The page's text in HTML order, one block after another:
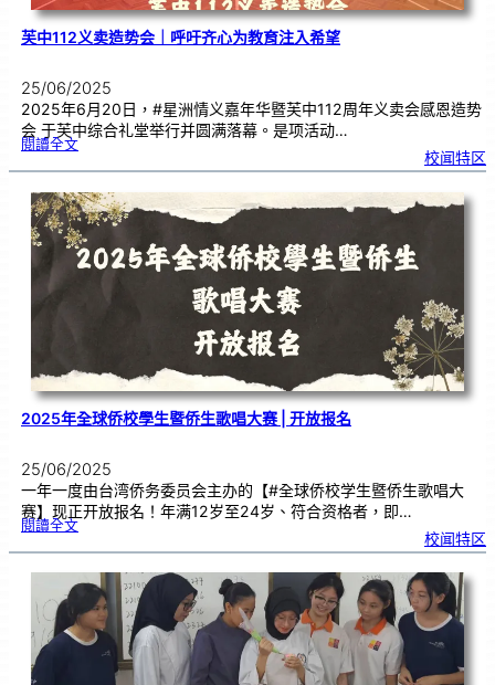
o
n
M
a
r
s
芙中112义卖造势会｜呼吁齐心为教育注入希望
25/06/2025
2025年6月20日，#星洲情义嘉年华暨芙中112周年义卖会感恩造势
会 于芙中综合礼堂举行并圆满落幕。是项活动…
閱讀全文:芙
1
1
义
卖
造
势
会
｜
呼
吁
齐
心
为
校闻特区
2025年全球侨校學生暨侨生歌唱大赛 | 开放报名
25/06/2025
一年一度由台湾侨务委员会主办的【#全球侨校学生暨侨生歌唱大
赛】现正开放报名！年满12岁至24岁、符合资格者，即…
閱讀全文:
2
5
全
球
侨
生
暨
侨
生
歌
唱
校闻特区